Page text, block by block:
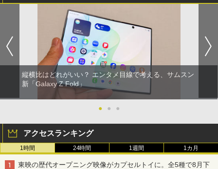
縦横比はどれがいい？ エンタメ目線で考える、サムスン
新「Galaxy Z Fold」
● ● ●
アクセスランキング
1時間 24時間 1週間 1カ月
東映の歴代オープニング映像がカプセルトイに。全5種で8月下